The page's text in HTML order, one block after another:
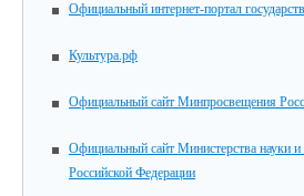
Официальный интернет-портал
Культура.рф
Официальный сайт Минпросвещения
Официальный сайт Министерства науки
Российской Федерации